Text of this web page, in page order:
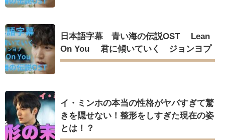
日本語字幕 青い海の伝説OST Lean
On You 君に傾いていく ジョンヨプ
イ・ミンホの本当の性格がヤバすぎて驚
きを隠せない！整形をしすぎた現在の姿
とは！？